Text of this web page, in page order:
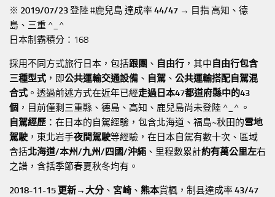
※ 2019/07/23登陸 #鹿兒島 達成率44/47 → 目指 高知、德
島、三重 ^_^
日本制霸積分：168
採用不同方式旅行日本，包括跟團 、 自由行 ，其中 自由行包含
三種型式 ，即公共運輸交通設備 、 自駕 、 公共運輸搭配自駕混
合式 。透過前述方式在近年已經走過日本47都道府縣中的43
個 ，目前僅剩三重縣、德島、高知、鹿兒島尚未登陸 ^_^ 。
自駕經歷 ：在日本的自駕經驗，包含北海道、福島~秋田的雪地
駕駛 ，東北岩手夜間駕駛等經驗，在日本自駕有數十次、區域
含括北海道/本州/九州/四國/沖繩 、里程數累計約有萬公里左右
之譜，含括季節春夏秋冬均有。
2018-11-15 更新→ 大分、 宮崎 、 熊本賞楓，制县達成率43/47